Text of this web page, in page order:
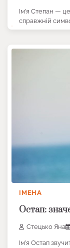
Ім’я Степан —
справжній
ІМЕНА
Остап:
Стецько Яна
Ім’я Остап